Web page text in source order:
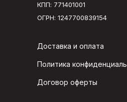
КПП: 771401001
ОГРН: 1247700839154
Договор оферты
Политика
Доставка и оплата